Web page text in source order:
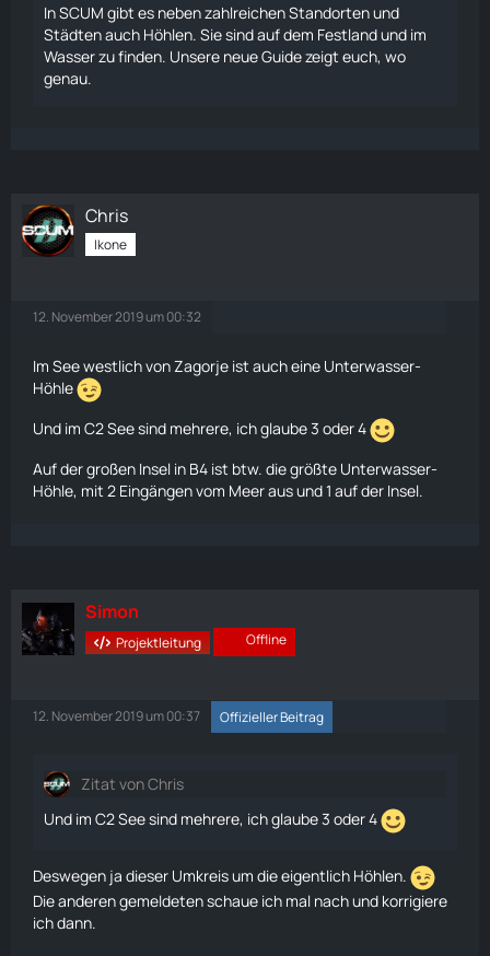
In SCUM gibt es neben zahlreichen Standorten und
Städten auch Höhlen. Sie sind auf dem Festland und im
Wasser zu finden. Unsere neue Guide zeigt euch, wo
genau.
Chris
Ikone
12. November 2019 um 00:32
Im See westlich von Zagorje ist auch eine Unterwasser-
Höhle
Und im C2 See sind mehrere, ich glaube 3 oder 4
Auf der großen Insel in B4 ist btw. die größte Unterwasser-
Höhle, mit 2 Eingängen vom Meer aus und 1 auf der Insel.
Simon
Projektleitung Offline
12. November 2019 um 00:37 Offizieller Beitrag
Zitat von Chris
Und im C2 See sind mehrere, ich glaube 3 oder 4
Deswegen ja dieser Umkreis um die eigentlich Höhlen.
Die anderen gemeldeten schaue ich mal nach und korrigiere
ich dann.